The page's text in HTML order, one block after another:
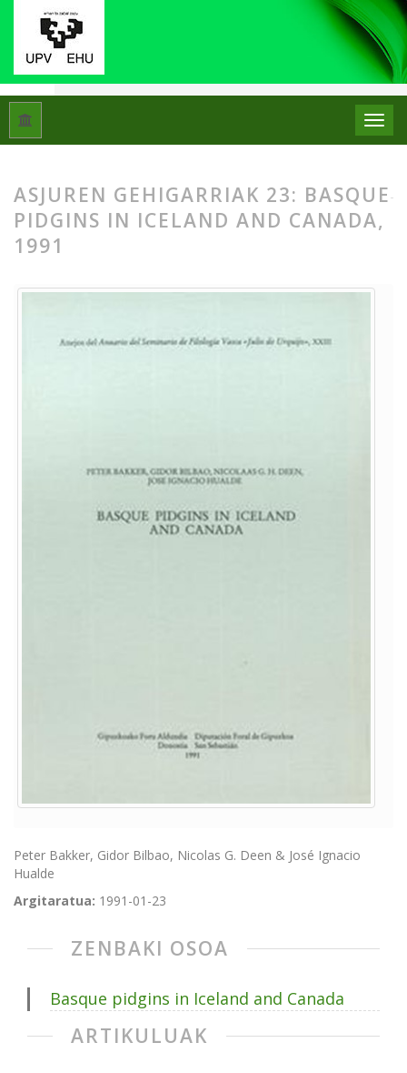
Hasiera ASJUren Gehigarriak 23: Basque pidgins
ASJUREN GEHIGARRIAK 23: BASQUE
PIDGINS IN ICELAND AND CANADA,
1991
Peter Bakker, Gidor Bilbao, Nicolas G. Deen & José Ignacio
Hualde
Argitaratua: 1991-01-23
ZENBAKI OSOA
Basque pidgins in Iceland and Canada
ARTIKULUAK